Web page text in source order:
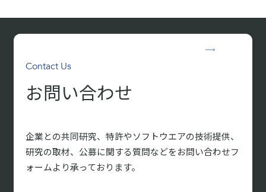
Contact Us
お問い合わせ
企業との共同研究、特許やソフトウエアの技術提供、
研究の取材、 公募に関する質問などをお問い合わせフ
ォームより承っております。